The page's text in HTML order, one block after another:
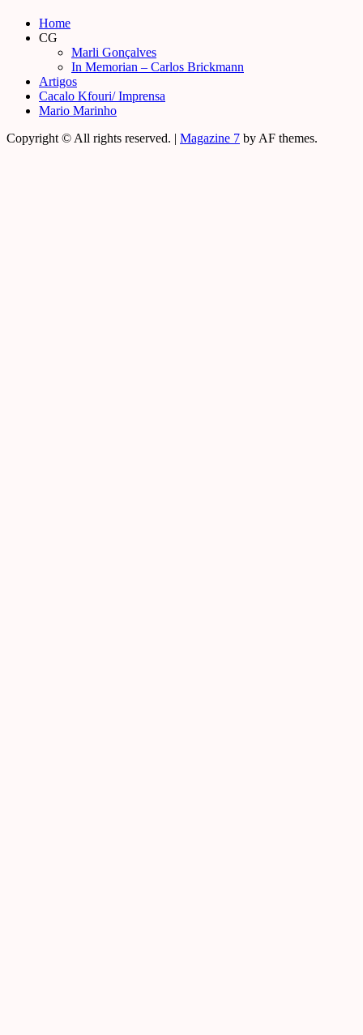
Home
CG
Marli Gonçalves
In Memorian – Carlos Brickmann
Artigos
Cacalo Kfouri/ Imprensa
Mario Marinho
Copyright © All rights reserved. | Magazine 7 by AF themes.